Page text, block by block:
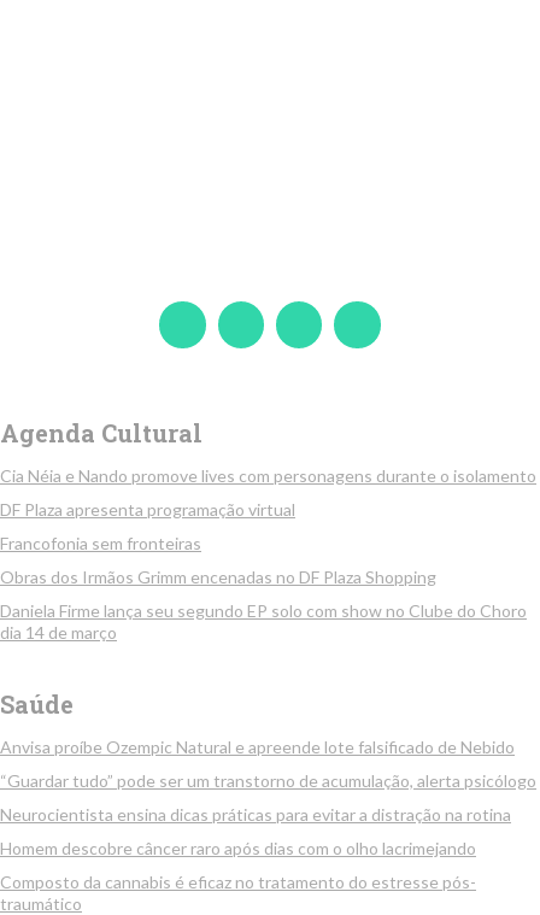
Agenda Cultural
Cia Néia e Nando promove lives com personagens durante o isolamento
DF Plaza apresenta programação virtual
Francofonia sem fronteiras
Obras dos Irmãos Grimm encenadas no DF Plaza Shopping
Daniela Firme lança seu segundo EP solo com show no Clube do Choro
dia 14 de março
Saúde
Anvisa proíbe Ozempic Natural e apreende lote falsificado de Nebido
“Guardar tudo” pode ser um transtorno de acumulação, alerta psicólogo
Neurocientista ensina dicas práticas para evitar a distração na rotina
Homem descobre câncer raro após dias com o olho lacrimejando
Composto da cannabis é eficaz no tratamento do estresse pós-
traumático